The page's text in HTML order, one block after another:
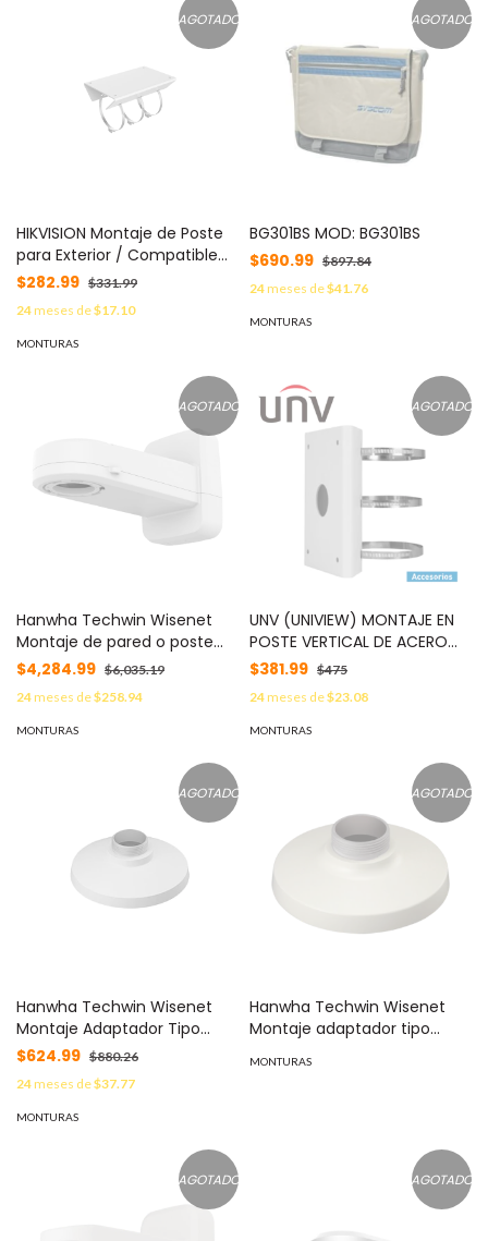
AGOTADO
HIKVISION Montaje de Poste
para Exterior / Compatible
con PTZ HIKVISION / epcom /
HiLook MOD: DS-1684ZJ
$282.99 $331.99
24meses de$17.10
MONTURAS
AGOTADO
BG301BS MOD: BG301BS
$690.99 $897.84
24meses de$41.76
MONTURAS
AGOTADO
Hanwha Techwin Wisenet
Montaje de pared o poste
IP66 / NEMA4X compatible
con camaras tipo Domo y
PTZ MOD: SBP-400WMW
$4,284.99 $6,035.19
24meses de$258.94
MONTURAS
AGOTADO
UNV (UNIVIEW) MONTAJE EN
POSTE VERTICAL DE ACERO
UNV TR-UP08-A-IN (STEEL) P
/ IPC62XX / IPC63XX / IPC68X
MOD: TR-UP08-A-IN
$381.99 $475
24meses de$23.08
MONTURAS
AGOTADO
Hanwha Techwin Wisenet
Montaje Adaptador Tipo
Plato necesario para Pared o
Techo con Domos Samsung
/ Hanwha (Ver modelos
compatibles) MOD: SBP-
$624.99 $880.26
24meses de$37.77
MONTURAS
AGOTADO
Hanwha Techwin Wisenet
Montaje adaptador tipo
para instalación en pared o
MONTURAS
AGOTADO AGOTADO